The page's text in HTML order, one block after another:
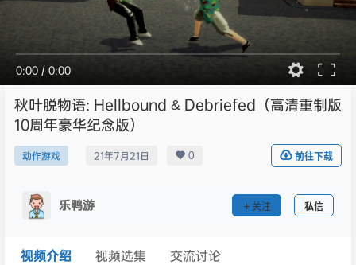
0:00 / 0:00
秋叶脱物语: Hellbound & Debriefed（高清重制版
10周年豪华纪念版）
动作游戏 21年7月21日 0 前往下载
乐鸭游 关注 私信
视频介绍 视频选集 交流讨论